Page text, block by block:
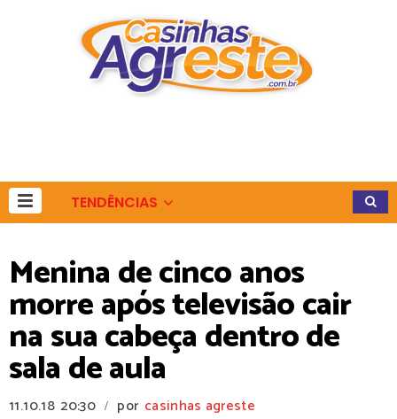
TENDÊNCIAS
Menina de cinco anos
morre após televisão cair
na sua cabeça dentro de
sala de aula
11.10.18 20:30 / por casinhas agreste